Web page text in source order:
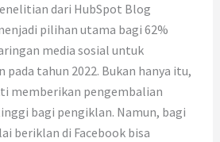
dari HubSpot Blog
pilihan utama bagi 62%
media sosial untuk
tahun 2022. Bukan hanya itu,
memberikan pengembalian
bagi pengiklan. Namun, bagi
beriklan di Facebook bisa